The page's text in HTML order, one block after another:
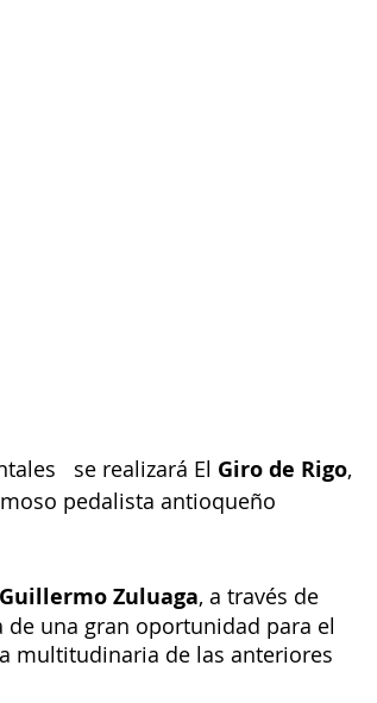
se realizará El Giro de Rigo,
pedalista antioqueño
Zuluaga, a través de
de una gran oportunidad para el
multitudinaria de las anteriores